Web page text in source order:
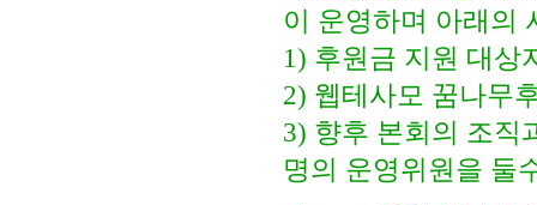
이 운영하며 아래의
1) 후원금 지원 대상
2) 웹테사모 꿈나무
3) 향후 본회의 조직
명의 운영위원을 둘